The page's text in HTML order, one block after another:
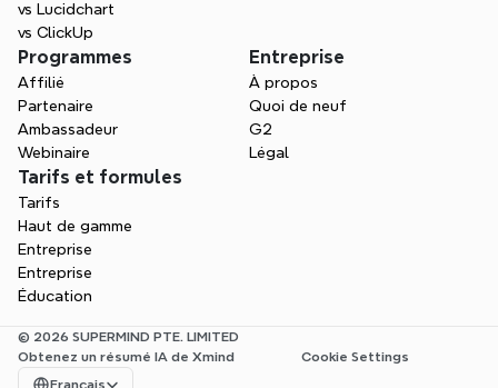
vs Lucidchart
vs ClickUp
Programmes
Affilié
Partenaire
Ambassadeur
Webinaire
Entreprise
À propos
Quoi de neuf
G2
Légal
Tarifs et formules
Tarifs
Haut de gamme
Entreprise
Entreprise
Éducation
© 2026 SUPERMIND PTE. LIMITED
Obtenez un résumé IA de Xmind
Cookie Settings
Select Language
Français